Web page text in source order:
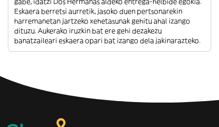
Eskaera berretsi aurretik, jasoko duen pertsonarekin
harremanetan jartzeko xehetasunak gehitu ahal izango
dituzu. Aukerako iruzkin bat ere gehi dezakezu
banatzaileari eskaera opari bat izango dela jakinarazteko.